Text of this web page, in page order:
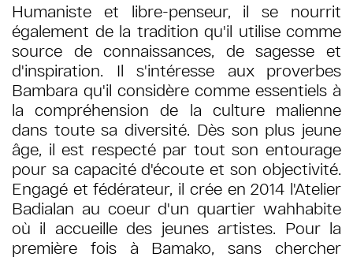
Humaniste et libre-penseur, il se nourrit
également de la tradition qu'il utilise comme
source de connaissances, de sagesse et
d'inspiration. Il s'intéresse aux proverbes
Bambara qu'il considère comme essentiels à
la compréhension de la culture malienne
dans toute sa diversité. Dès son plus jeune
âge, il est respecté par tout son entourage
pour sa capacité d'écoute et son objectivité.
Engagé et fédérateur, il crée en 2014 l'Atelier
Badialan au coeur d'un quartier wahhabite
où il accueille des jeunes artistes. Pour la
première fois à Bamako, sans chercher